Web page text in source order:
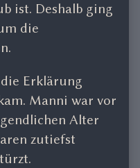
ist. Deshalb ging
die
Erklärung
Manni war vor
Alter
zutiefst